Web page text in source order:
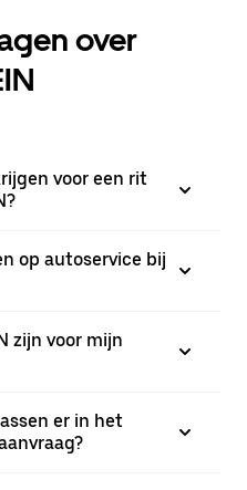
over
voor een rit
op autoservice bij
zijn voor mijn
er in het